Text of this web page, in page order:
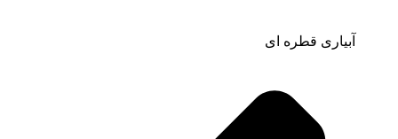
آبیاری قطره ای